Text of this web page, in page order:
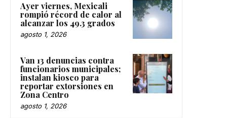
Ayer viernes, Mexicali
rompió récord de calor al
alcanzar los 49.3 grados
agosto 1, 2026
Van 13 denuncias contra
funcionarios municipales;
instalan kiosco para
reportar extorsiones en
Zona Centro
agosto 1, 2026